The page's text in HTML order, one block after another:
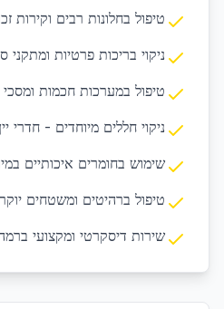
טיפול בחלונות רבים וקירות
ניקוי בריכות פרטיות ומתקני
טיפול במערכות חכמות
ניקוי חללים מיוחדים - חדרי
שימוש בחומרים איכותיים
טיפול ברהיטים ומשטחים
שירות דיסקרטי ומקצועי